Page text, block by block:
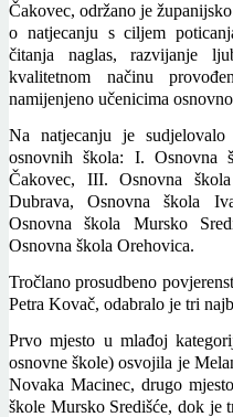
Čakovec, održano je
o natjecanju s ciljem
čitanja naglas, razvijanje
kvalitetnom načinu
namijenjeno učenicima
Na natjecanju je
osnovnih škola: I. Osnovna
Čakovec, III. Osnovna
Dubrava, Osnovna škola
Osnovna škola Mursko
Osnovna škola Orehovica.
Tročlano prosudbeno
Petra Kovač, odabralo je tri
Prvo mjesto u mlađoj
osnovne škole) osvojila je
Novaka Macinec, drugo
škole Mursko Središće, dok je